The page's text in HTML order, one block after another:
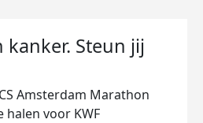
kanker. Steun jij
Amsterdam Marathon
halen voor KWF